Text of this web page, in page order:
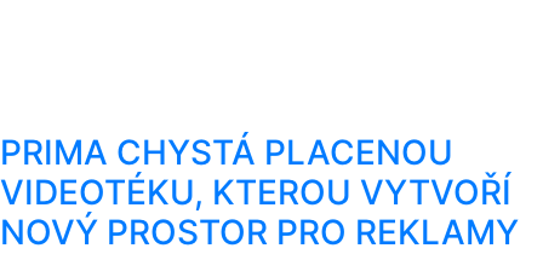
PRIMA CHYSTÁ PLACENOU
VIDEOTÉKU, KTEROU VYTVOŘÍ
NOVÝ PROSTOR PRO REKLAMY